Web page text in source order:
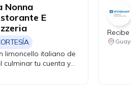
Nonna
E
limoncello italiano de
culminar tu cuenta y
velada tenga un final